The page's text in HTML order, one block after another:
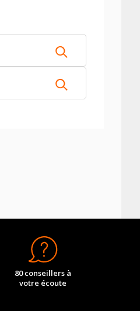
80 conseillers à
votre écoute